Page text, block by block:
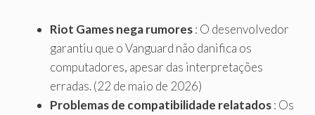
Riot Games nega rumores: O desenvolvedor
garantiu que o Vanguard não danifica os
computadores, apesar das interpretações
erradas. (22 de maio de 2026)
Problemas de compatibilidade relatados: Os